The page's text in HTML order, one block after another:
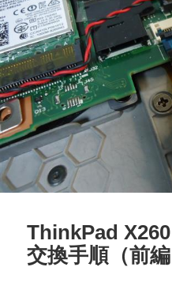
ThinkPad
交換手順（前編